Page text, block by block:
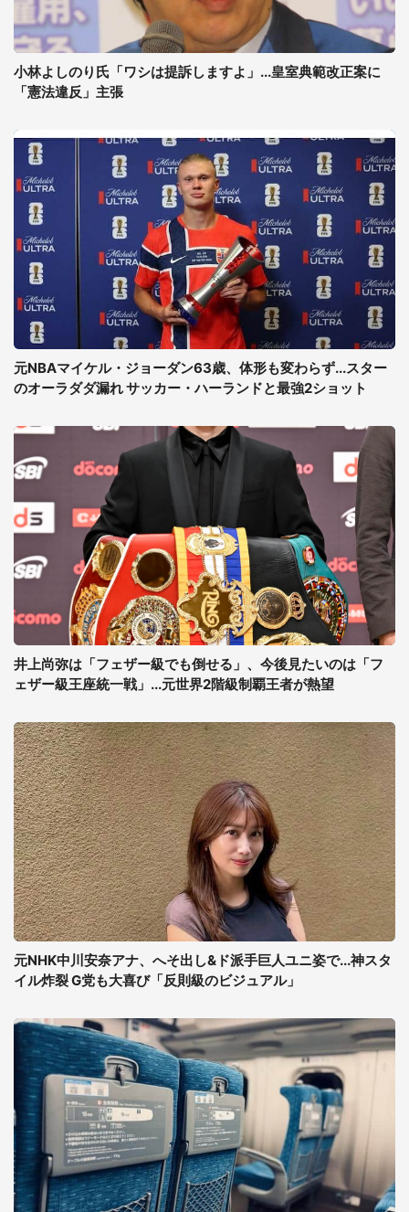
小林よしのり氏「ワシは提訴しますよ」...皇室典範改正案に
「憲法違反」主張
元NBAマイケル・ジョーダン63歳、体形も変わらず...スター
のオーラダダ漏れ サッカー・ハーランドと最強2ショット
井上尚弥は「フェザー級でも倒せる」、今後見たいのは「フ
ェザー級王座統一戦」...元世界2階級制覇王者が熱望
元NHK中川安奈アナ、へそ出し&ド派手巨人ユニ姿で...神スタ
イル炸裂 G党も大喜び「反則級のビジュアル」